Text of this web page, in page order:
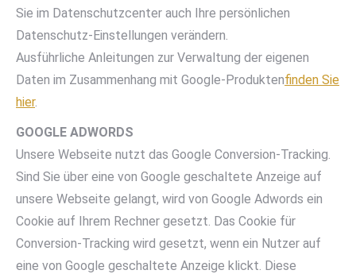
Sie im Datenschutzcenter auch Ihre persönlichen
Datenschutz-Einstellungen verändern.
Ausführliche Anleitungen zur Verwaltung der eigenen
Daten im Zusammenhang mit Google-Produktenfinden Sie
hier.
GOOGLE ADWORDS
Unsere Webseite nutzt das Google Conversion-Tracking.
Sind Sie über eine von Google geschaltete Anzeige auf
unsere Webseite gelangt, wird von Google Adwords ein
Cookie auf Ihrem Rechner gesetzt. Das Cookie für
Conversion-Tracking wird gesetzt, wenn ein Nutzer auf
eine von Google geschaltete Anzeige klickt. Diese